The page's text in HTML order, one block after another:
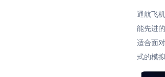
通航飞
能先进
适合面
式的模